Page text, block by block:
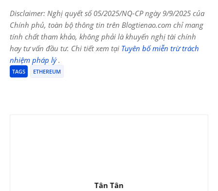
Disclaimer: Nghị quyết số 05/2025/NQ-CP ngày 9/9/2025 của
Chính phủ, toàn bộ thông tin trên Blogtienao.com chỉ mang
tính chất tham khảo, không phải là khuyến nghị tài chính
hay tư vấn đầu tư. Chi tiết xem tại Tuyên bố miễn trừ trách
nhiệm pháp lý.
TAGS ETHEREUM
Tân Tân